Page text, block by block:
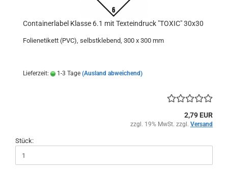
Containerlabel Klasse 6.1 mit Texteindruck "TOXIC" 30x30
Folienetikett (PVC), selbstklebend, 300 x 300 mm
Lieferzeit: 1-3 Tage (Ausland abweichend)
2,79 EUR
zzgl. 19% MwSt. zzgl. Versand
Stück: